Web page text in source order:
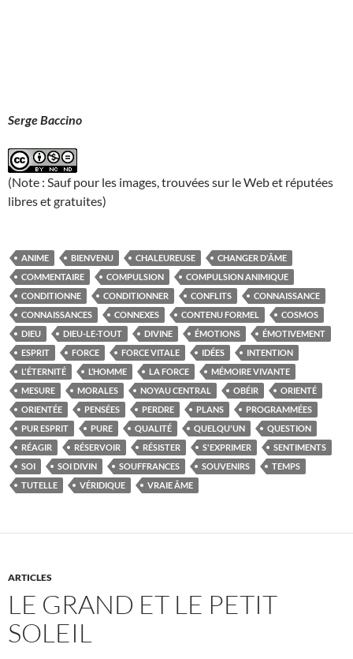
Serge Baccino
(Note : Sauf pour les images, trouvées sur le Web et réputées
libres et gratuites)
ANIME BIENVENU CHALEUREUSE
CHANGER D'ÂME
COMMENTAIRE
COMPULSION
COMPULSION ANIMIQUE
CONDITIONNE
CONDITIONNER CONFLITS
CONNAISSANCE
CONNAISSANCES
CONNEXES CONTENU FORMEL
COSMOS
DIEU
DIEU-LE-TOUT DIVINE ÉMOTIONS
ÉMOTIVEMENT
ESPRIT
FORCE FORCE VITALE IDÉES
INTENTION
L'ÉTERNITÉ
L’HOMME LA FORCE
MÉMOIRE VIVANTE
MESURE
MORALES NOYAU CENTRAL OBÉIR
ORIENTÉ
ORIENTÉE
PENSÉES PERDRE PLANS
PROGRAMMÉES
PUR ESPRIT
PURE QUALITÉ QUELQU'UN
QUESTION
RÉAGIR
RÉSERVOIR RÉSISTER S'EXPRIMER
SENTIMENTS
SOI
SOI DIVIN SOUFFRANCES SOUVENIRS
TEMPS
TUTELLE
VÉRIDIQUE VRAIE ÂME
ARTICLES
LE GRAND ET LE PETIT
SOLEIL